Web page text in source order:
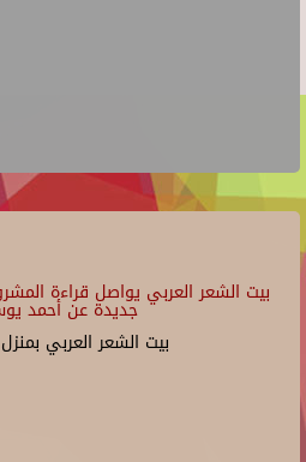
بيت الشعر العربي يواصل قراءة
جديدة عن أحمد
بيت الشعر العربي